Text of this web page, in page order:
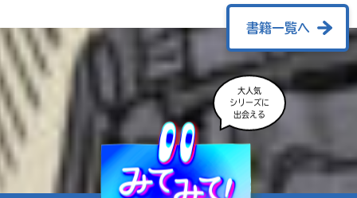
営委員会／協力
佐久間さのすけ／絵
書籍一覧へ
大人気
シリーズに
出会える